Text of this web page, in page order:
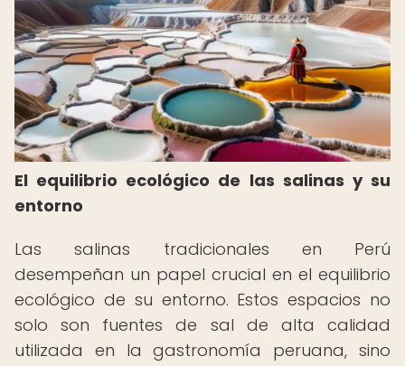
El equilibrio ecológico de las salinas y su
entorno
Las salinas tradicionales en Perú
desempeñan un papel crucial en el equilibrio
ecológico de su entorno. Estos espacios no
solo son fuentes de sal de alta calidad
utilizada en la gastronomía peruana, sino